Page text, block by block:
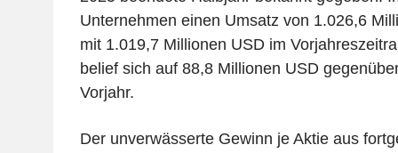
Unternehmen einen Umsatz von 1.026,6
mit 1.019,7 Millionen USD im
belief sich auf 88,8 Millionen USD
Vorjahr.
Der unverwässerte Gewinn je Aktie aus